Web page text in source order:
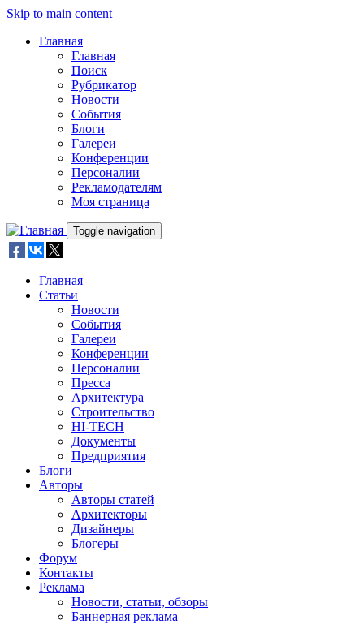
Skip to main content
Главная
Главная
Поиск
Рубрикатор
Новости
События
Блоги
Галереи
Конференции
Персоналии
Рекламодателям
Моя страница
Toggle navigation
Главная
Статьи
Новости
События
Галереи
Конференции
Персоналии
Пресса
Архитектура
Строительство
HI-TECH
Документы
Предприятия
Блоги
Авторы
Авторы статей
Архитекторы
Дизайнеры
Блогеры
Форум
Контакты
Реклама
Новости, статьи, обзоры
Баннерная реклама